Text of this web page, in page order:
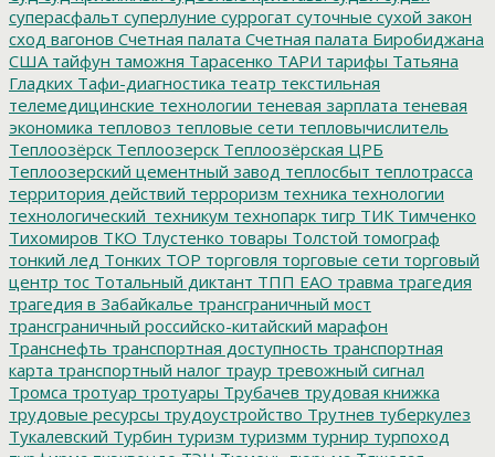
суперасфальт суперлуние суррогат суточные сухой закон
сход вагонов Счетная палата Счетная палата Биробиджана
США тайфун таможня Тарасенко ТАРИ тарифы Татьяна
Гладких Тафи-диагностика театр текстильная
телемедицинские технологии теневая зарплата теневая
экономика тепловоз тепловые сети тепловычислитель
Теплоозёрск Теплоозерск Теплоозёрская ЦРБ
Теплоозерский цементный завод теплосбыт теплотрасса
территория действий терроризм техника технологии
технологический_техникум технопарк тигр ТИК Тимченко
Тихомиров ТКО Тлустенко товары Толстой томограф
тонкий лед Тонких ТОР торговля торговые сети торговый
центр тос Тотальный диктант ТПП ЕАО травма трагедия
трагедия в Забайкалье трансграничный мост
трансграничный российско-китайский марафон
Транснефть транспортная доступность транспортная
карта транспортный налог траур тревожный сигнал
Тромса тротуар тротуары Трубачев трудовая книжка
трудовые ресурсы трудоустройство Трутнев туберкулез
Тукалевский Турбин туризм туризмм турнир турпоход